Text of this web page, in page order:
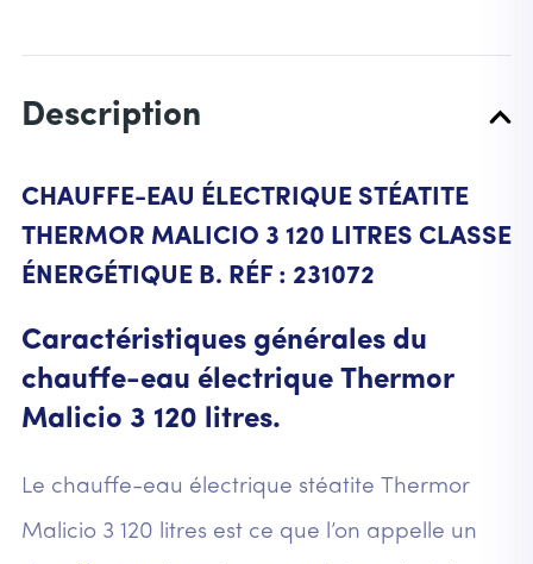
Description
CHAUFFE-EAU ÉLECTRIQUE STÉATITE
THERMOR MALICIO 3 120 LITRES CLASSE
ÉNERGÉTIQUE B. RÉF : 231072
Caractéristiques générales du
chauffe-eau électrique Thermor
Malicio 3 120 litres.
Le chauffe-eau électrique stéatite Thermor
Malicio 3 120 litres est ce que l’on appelle un